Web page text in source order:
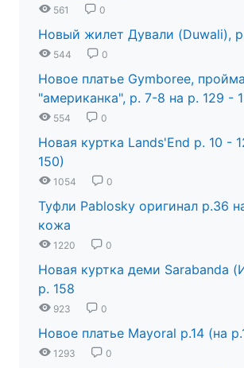
561 0
Новый жилет Дували (Duwali),
544 0
Новое платье Gymboree, пройма
"американка", р. 7-8 на р. 129 -
554 0
Новая куртка Lands'End р. 10 -
150)
1054 0
Туфли Pablosky оригинал р.36
кожа
1220 0
Новая куртка деми Sarabanda
р. 158
923 0
Новое платье Mayoral р.14 (на
1293 0